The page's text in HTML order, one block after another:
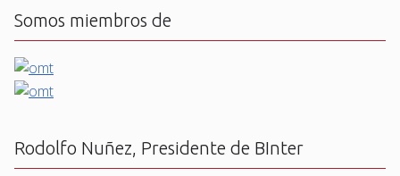
Somos miembros de
Rodolfo Nuñez, Presidente de BInter